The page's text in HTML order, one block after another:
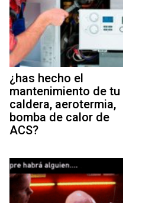
¿has hecho el
mantenimiento de tu
caldera, aerotermia,
bomba de calor de
ACS?